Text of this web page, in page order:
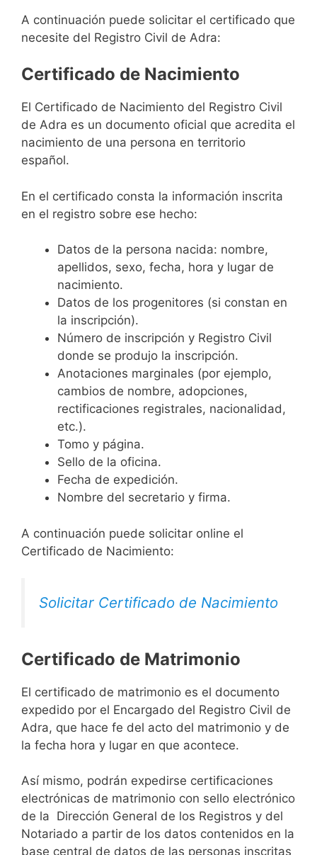
A continuación puede solicitar el certificado que
necesite del Registro Civil de Adra:
Certificado de Nacimiento
El Certificado de Nacimiento del Registro Civil
de Adra es un documento oficial que acredita el
nacimiento de una persona en territorio
español.
En el certificado consta la información inscrita
en el registro sobre ese hecho:
Datos de la persona nacida: nombre,
apellidos, sexo, fecha, hora y lugar de
nacimiento.
Datos de los progenitores (si constan en
la inscripción).
Número de inscripción y Registro Civil
donde se produjo la inscripción.
Anotaciones marginales (por ejemplo,
cambios de nombre, adopciones,
rectificaciones registrales, nacionalidad,
etc.).
Tomo y página.
Sello de la oficina.
Fecha de expedición.
Nombre del secretario y firma.
A continuación puede solicitar online el
Certificado de Nacimiento:
Solicitar Certificado de Nacimiento
Certificado de Matrimonio
El certificado de matrimonio es el documento
expedido por el Encargado del Registro Civil de
Adra, que hace fe del acto del matrimonio y de
la fecha hora y lugar en que acontece.
Así mismo, podrán expedirse certificaciones
electrónicas de matrimonio con sello electrónico
de la Dirección General de los Registros y del
Notariado a partir de los datos contenidos en la
base central de datos de las personas inscritas